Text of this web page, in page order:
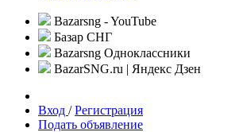
Bazarsng - YouTube
Базар СНГ
Bazarsng Одноклассники
BazarSNG.ru | Яндекс Дзен
Вход /Регистрация
Подать объявление